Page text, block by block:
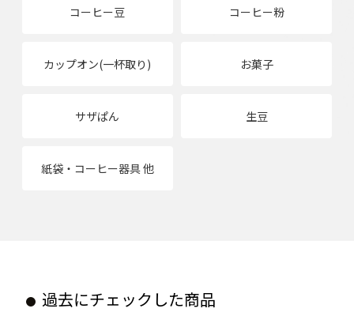
コーヒー豆 コーヒー粉
カップオン(一杯取り) お菓子
サザぱん 生豆
紙袋・コーヒー器具 他
過去にチェックした商品